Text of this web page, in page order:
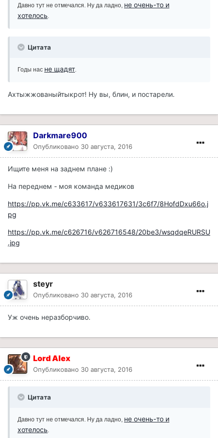
Давно тут не отмечался. Ну да ладно, не очень-то и
хотелось.
Цитата
Годы нас не щадят.
Ахтыжжованыйтыкрот! Ну вы, блин, и постарели.
Darkmare900
Опубликовано 30 августа, 2016
Ищите меня на заднем плане :)
На переднем - моя команда медиков
https://pp.vk.me/c633617/v633617631/3c6f7/8HofdDxu66o.j
pg
https://pp.vk.me/c626716/v626716548/20be3/wsqdqeRURSU
.jpg
steyr
Опубликовано 30 августа, 2016
Уж очень неразборчиво.
Lord Alex
Опубликовано 30 августа, 2016
Цитата
Давно тут не отмечался. Ну да ладно, не очень-то и
хотелось.